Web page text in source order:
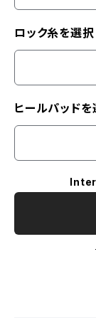
ロック糸を選択
ヒールパッドを